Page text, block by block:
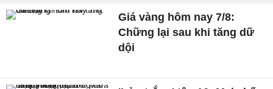
Giá vàng hôm nay 7/8:
Chững lại sau khi tăng dữ
dội